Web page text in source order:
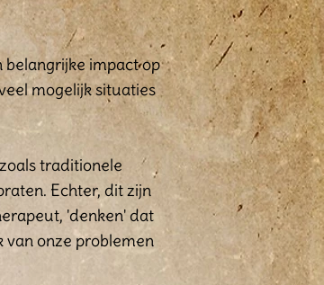
belangrijke impact op
mogelijk situaties
traditionele
Echter, dit zijn
'denken' dat
van onze problemen